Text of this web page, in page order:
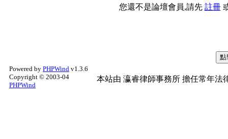
您還不是論壇會員,請先 註冊
Powered by PHPWind v1.3.6
Copyright © 2003-04
PHPWind
本站由 瀛睿律師事務所 擔任常年法